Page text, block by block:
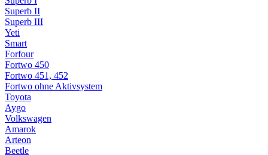
Superb II
Superb III
Yeti
Smart
Forfour
Fortwo 450
Fortwo 451, 452
Fortwo ohne Aktivsystem
Toyota
Aygo
Volkswagen
Amarok
Arteon
Beetle